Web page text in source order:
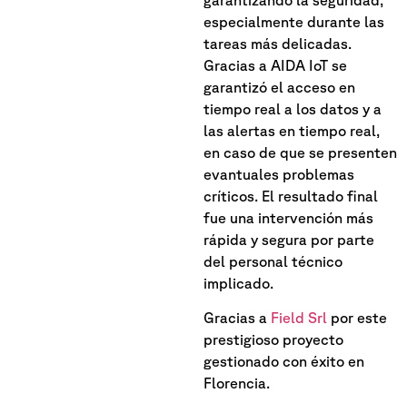
especialmente durante las
tareas más delicadas.
Gracias a AIDA IoT se
garantizó el acceso en
tiempo real a los datos y a
las alertas en tiempo real,
en caso de que se presenten
evantuales problemas
críticos. El resultado final
fue una intervención más
rápida y segura por parte
del personal técnico
implicado.
Gracias a Field Srl por este
prestigioso proyecto
gestionado con éxito en
Florencia.